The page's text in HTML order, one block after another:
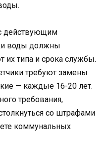
действующим
воды должны
их типа и срока службы.
требуют замены
— каждые 16-20 лет.
требования,
со штрафами
коммунальных